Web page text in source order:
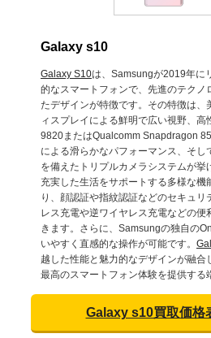
Galaxy s10
Galaxy S10は、Samsungが2019年に
的なスマートフォンで、先進のテクノ
たデザインが特徴です。その特徴は、
ィスプレイによる鮮明で広い視野、高
9820またはQualcomm Snapdragon
による滑らかなパフォーマンス、そし
を備えたトリプルカメラシステムが挙
充実した生活をサポートする多様な機
り、顔認証や指紋認証などのセキュリ
レス充電や逆ワイヤレス充電などの便
きます。さらに、Samsungの独自の
いやすく直感的な操作が可能です。
越した性能と魅力的なデザインが融合
最高のスマートフォン体験を提供する
Galaxy s10買取価格